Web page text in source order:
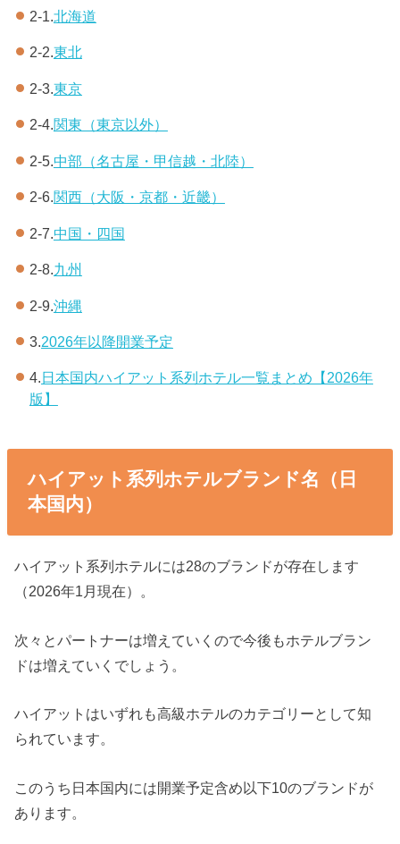
2-1.北海道
2-2.東北
2-3.東京
2-4.関東（東京以外）
2-5.中部（名古屋・甲信越・北陸）
2-6.関西（大阪・京都・近畿）
2-7. 中国・四国
2-8.九州
2-9. 沖縄
3.2026年以降開業予定
4. 日本国内ハイアット系列ホテル一覧まとめ【2026年
版】
ハイアット系列ホテルブランド名（日
本国内）
ハイアット系列ホテルには28のブランドが存在します
（2026年1月現在）。
次々とパートナーは増えていくので今後もホテルブラン
ドは増えていくでしょう。
ハイアットはいずれも高級ホテルのカテゴリーとして知
られています。
このうち日本国内には開業予定含め以下10のブランドが
あります。